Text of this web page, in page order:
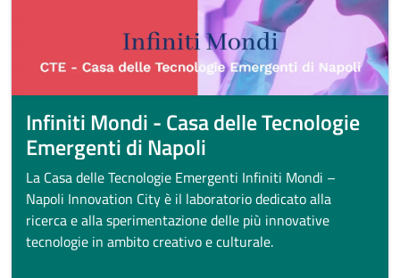
Infiniti Mondi - Casa delle Tecnologie
Emergenti di Napoli
La Casa delle Tecnologie Emergenti Infiniti Mondi –
Napoli Innovation City è il laboratorio dedicato alla
ricerca e alla sperimentazione delle più innovative
tecnologie in ambito creativo e culturale.